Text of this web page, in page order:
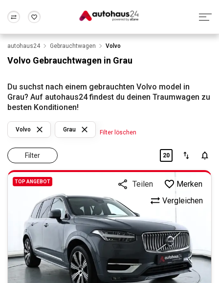
Wir bewerten dein Auto
Alle Fragen & Antworten
Rund um die Inzahlungnahme
Frankfurt Wuppertal
autohaus24 Gebrauchtwagen Volvo
Volvo Gebrauchtwagen in Grau
Du suchst nach einem gebrauchten Volvo model in
Grau? Auf autohaus24 findest du deinen Traumwagen zu
besten Konditionen!
Filter
Volvo Grau Filter löschen
20
TOP ANGEBOT
Vergleichen
Teilen Merken